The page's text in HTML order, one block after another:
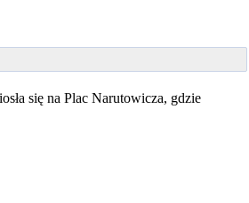
się na Plac Narutowicza, gdzie